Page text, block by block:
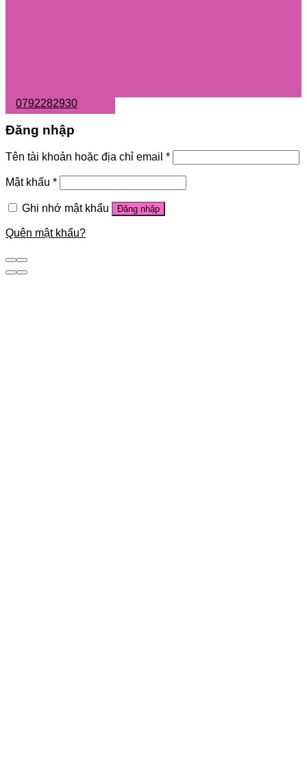
0792282930
Đăng nhập
Tên tài khoản hoặc địa chỉ email *
Mật khẩu *
Ghi nhớ mật khẩu Đăng nhập
Quên mật khẩu?